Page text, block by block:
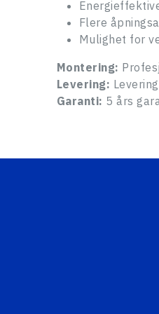
Flere
Mulighet for
Montering:
Levering:
Garanti: 5 års